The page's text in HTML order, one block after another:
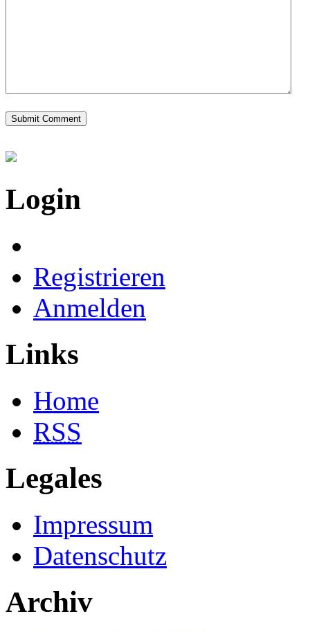
Login
Registrieren
Anmelden
Links
Home
RSS
Legales
Impressum
Datenschutz
Archiv